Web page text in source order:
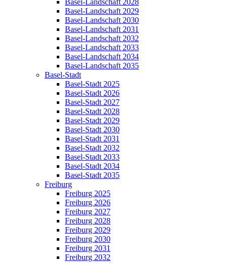
Basel-Landschaft 2029
Basel-Landschaft 2030
Basel-Landschaft 2031
Basel-Landschaft 2032
Basel-Landschaft 2033
Basel-Landschaft 2034
Basel-Landschaft 2035
Basel-Stadt
Basel-Stadt 2025
Basel-Stadt 2026
Basel-Stadt 2027
Basel-Stadt 2028
Basel-Stadt 2029
Basel-Stadt 2030
Basel-Stadt 2031
Basel-Stadt 2032
Basel-Stadt 2033
Basel-Stadt 2034
Basel-Stadt 2035
Freiburg
Freiburg 2025
Freiburg 2026
Freiburg 2027
Freiburg 2028
Freiburg 2029
Freiburg 2030
Freiburg 2031
Freiburg 2032